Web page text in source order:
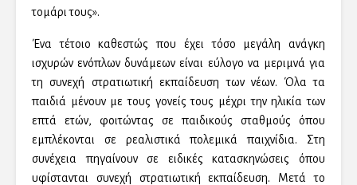
τομάρι τους».
Ένα τέτοιο καθεστώς που έχει τόσο μεγάλη ανάγκη
ισχυρών ενόπλων δυνάμεων είναι εύλογο να μεριμνά για
τη συνεχή στρατιωτική εκπαίδευση των νέων. Όλα τα
παιδιά μένουν με τους γονείς τους μέχρι την ηλικία των
επτά ετών, φοιτώντας σε παιδικούς σταθμούς όπου
εμπλέκονται σε ρεαλιστικά πολεμικά παιχνίδια. Στη
συνέχεια πηγαίνουν σε ειδικές κατασκηνώσεις όπου
υφίστανται συνεχή στρατιωτική εκπαίδευση. Μετά το